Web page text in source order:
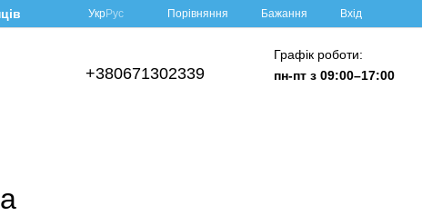
УкрРус Порівняння Бажання Вхід
+380671302339
Графік роботи:
пн-пт з 09:00–17:00